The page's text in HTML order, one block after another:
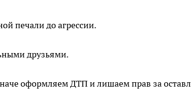
печали до агрессии.
друзьями.
оформляем ДТП и лишаем прав за